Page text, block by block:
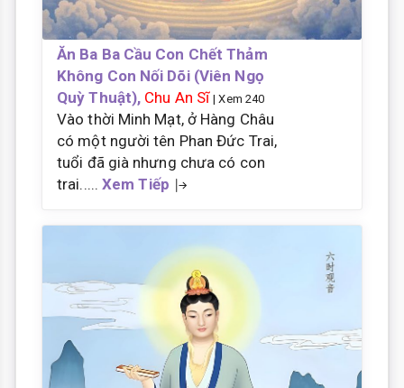
Ăn Ba Ba Cầu Con Chết Thảm
Không Con Nối Dõi (Viên Ngọ
Quỳ Thuật), Chu An Sĩ | Xem 240
Vào thời Minh Mạt, ở Hàng Châu
có một người tên Phan Đức Trai,
tuổi đã già nhưng chưa có con
trai..... Xem Tiếp